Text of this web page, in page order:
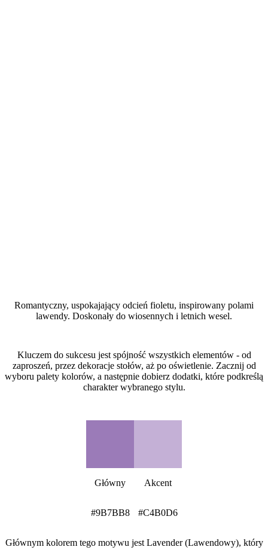
Romantyczny, uspokajający odcień fioletu, inspirowany polami
lawendy. Doskonały do wiosennych i letnich wesel.
Kluczem do sukcesu jest spójność wszystkich elementów - od
zaproszeń, przez dekoracje stołów, aż po oświetlenie. Zacznij od
wyboru palety kolorów, a następnie dobierz dodatki, które podkreślą
charakter wybranego stylu.
Główny
#9B7BB8
Akcent
#C4B0D6
Głównym kolorem tego motywu jest Lavender (Lawendowy), który